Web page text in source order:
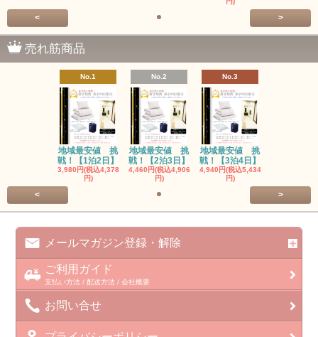
< >
売れ筋商品
No.1
地域最安値 挑
戦！【1泊2日】
3,980円(税込4,378
円)
No.2
地域最安値 挑
戦！【2泊3日】
4,460円(税込4,906
円)
No.3
地域最安値 挑
戦！【3泊4日】
4,940円(税込5,434
円)
< >
メールマガジン登録・解除
ご利用ガイド
支払い方法 / 配送方法 / 会社概要
お問い合せ